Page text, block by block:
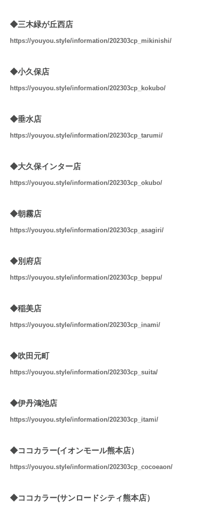
◆三木緑が丘西店
https://youyou.style/information/202303cp_mikinishi/
◆小久保店
https://youyou.style/information/202303cp_kokubo/
◆垂水店
https://youyou.style/information/202303cp_tarumi/
◆大久保インター店
https://youyou.style/information/202303cp_okubo/
◆朝霧店
https://youyou.style/information/202303cp_asagiri/
◆別府店
https://youyou.style/information/202303cp_beppu/
◆稲美店
https://youyou.style/information/202303cp_inami/
◆吹田元町
https://youyou.style/information/202303cp_suita/
◆伊丹鴻池店
https://youyou.style/information/202303cp_itami/
◆ココカラー(イオンモール熊本店）
https://youyou.style/information/202303cp_cocoeaon/
◆ココカラー(サンロードシティ熊本店）